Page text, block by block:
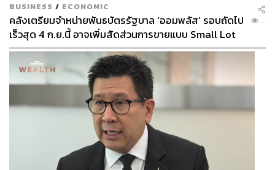
BUSINESS / ECONOMIC
คลังเตรียมจำหน่ายพันธบัตรรัฐบาล ‘ออมพลัส’ รอบถัดไป
เร็วสุด 4 ก.ย.นี้ อาจเพิ่มสัดส่วนการขายแบบ Small Lot
First มากขึ้น
...